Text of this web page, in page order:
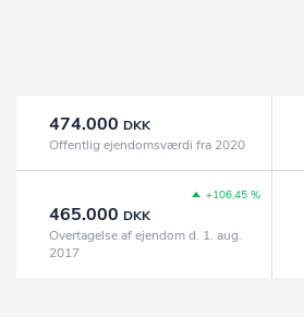
474.000 DKK
Offentlig ejendomsværdi fra 2020
+106,45 %
465.000 DKK
Overtagelse af ejendom d. 1. aug.
2017